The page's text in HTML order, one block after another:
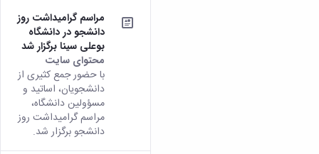
مراسم گرامیداشت روز
دانشجو در دانشگاه
بوعلی سینا برگزار شد
محتوای سایت
با حضور جمع کثیری از
دانشجویان، اساتید و
مسؤولین دانشگاه،
مراسم گرامیداشت روز
دانشجو برگزار شد.